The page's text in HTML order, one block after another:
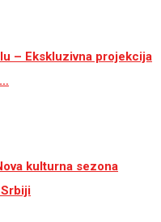
– Ekskluzivna projekcija
kulturna sezona